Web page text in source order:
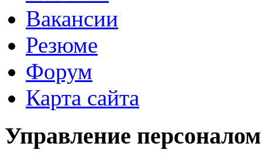
Вакансии
Резюме
Форум
Карта сайта
Управление персоналом